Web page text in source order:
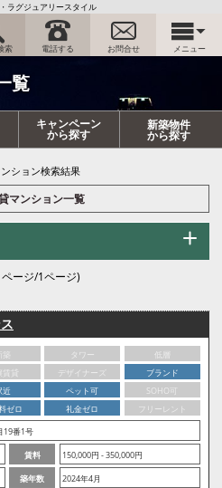
ラグジュアリースタイル
索 電話する お問合せ メニュー
覧
キャンペーン
から探す
新築物件
から探す
ション検索結果
マンション一覧
ージ/1ページ)
築 タワー
低層
賃貸
デザイナーズ
ブランド
近
ペット可
SOHO可
ゼロ
礼金ゼロ
フリーレント
19番1号
賃料
150,000円 - 350,000円
築年数
2024年4月